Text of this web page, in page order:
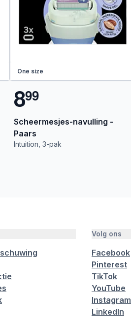
One size
899
Scheermesjes-navulling -
Paars
Intuition, 3-pak
Volg ons
Facebook
Pinterest
TikTok
YouTube
Instagram
LinkedIn